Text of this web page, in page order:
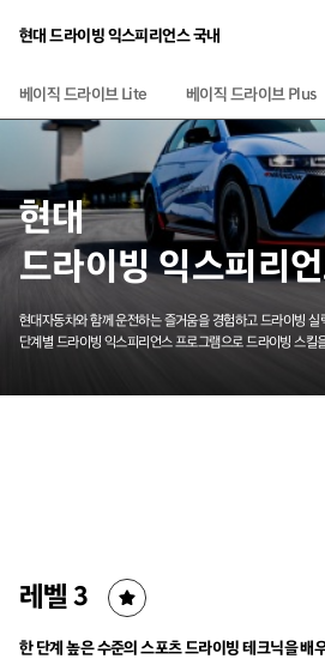
현대
드라이빙 익스피리
현대자동차와 함께 운전하는 즐거움을 경험하고 드라이빙
단계별 드라이빙 익스피리언스 프로그램으로 드라이빙 스킬
현대 드라이빙 익스피리언스 국내
베이직 드라이브 Lite 베이직 드라이브 Plus
레벨 3
한 단계 높은 수준의 스포츠 드라이빙 테크닉을 배